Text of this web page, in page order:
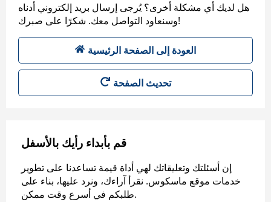
هل لديك أي مشكلة أخرى؟ يُرجى إرسال بريد إلكتروني أدناه
وسنعاود التواصل معك. شكرًا على صبرك!
العودة إلى الصفحة الرئيسية
تحديث الصفحة
قم بأبداء رأيك بالأسفل
إن أسئلتك وتعليقاتك لهي أداة قيمة تساعدنا على تطوير
خدمات موقع ماسكوس. نقرأ آراءك، ونرد عليها، بناء على
طلبكم في أسرع وقت ممكن.